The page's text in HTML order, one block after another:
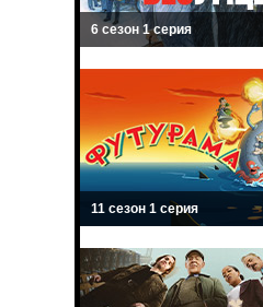
6 сезон 1 серия
11 сезон 1 серия